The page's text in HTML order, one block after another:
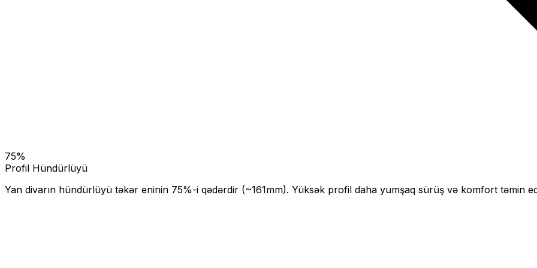
75%
Profil Hündürlüyü
Yan divarın hündürlüyü təkər eninin 75%-i qədərdir (~161mm). Yüksək profil daha yumşaq sürüş və komfort təmin